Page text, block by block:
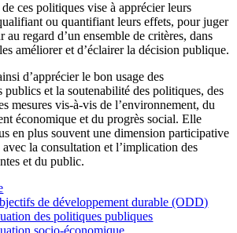
ces politiques vise à apprécier leurs
ou quantifiant leurs effets, pour juger
au regard d’un ensemble de critères, dans
améliorer et d’éclairer la décision publique.
d’apprécier le bon usage des
publics et la soutenabilité des politiques, des
mesures vis-à-vis de l’environnement, du
économique et du progrès social. Elle
en plus souvent une dimension participative
la consultation et l’implication des
et du public.
de développement durable (ODD)
des politiques publiques
socio-économique